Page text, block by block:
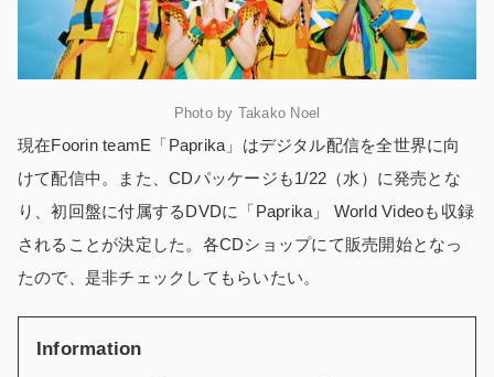
Photo by Takako Noel
現在Foorin teamE「Paprika」はデジタル配信を全世界に向
けて配信中。また、CDパッケージも1/22（水）に発売とな
り、初回盤に付属するDVDに「Paprika」 World Videoも収録
されることが決定した。各CDショップにて販売開始となっ
たので、是非チェックしてもらいたい。
Information